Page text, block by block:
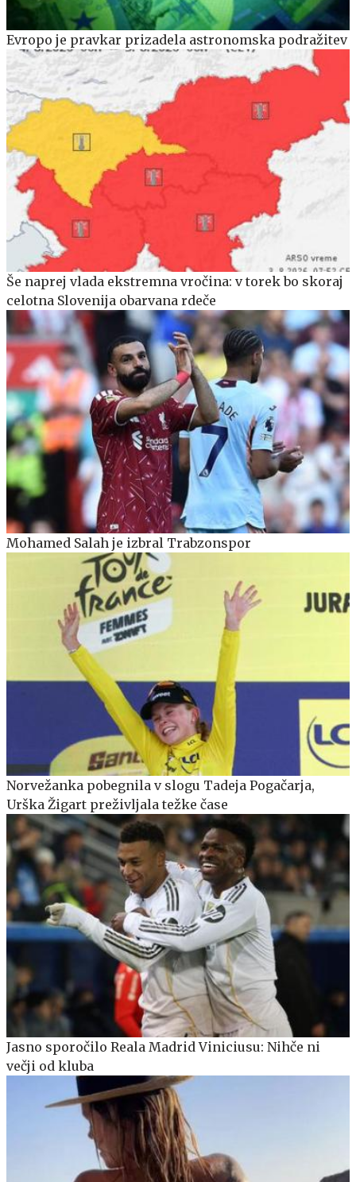
Evropo je pravkar prizadela astronomska podražitev
Še naprej vlada ekstremna vročina: v torek bo skoraj
celotna Slovenija obarvana rdeče
Mohamed Salah je izbral Trabzonspor
Norvežanka pobegnila v slogu Tadeja Pogačarja,
Urška Žigart preživljala težke čase
Jasno sporočilo Reala Madrid Viniciusu: Nihče ni
večji od kluba